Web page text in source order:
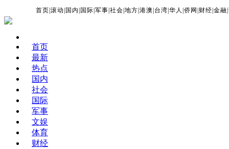
首页 |滚动 国内 国际 |军事 |社会 |地方 |港澳 台湾 |华人 |侨网 财经 |金融 |
首页
最新
热点
国内
社会
国际
军事
文娱
体育
财经